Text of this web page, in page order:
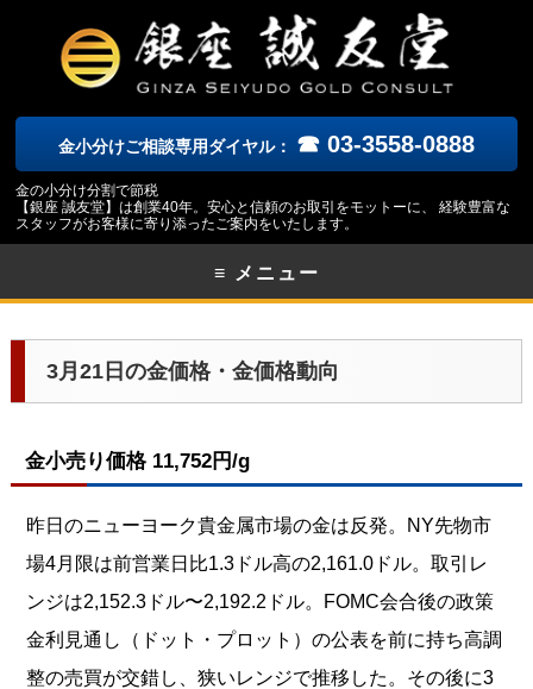
金小分けご相談専用ダイヤル： ☎ 03-3558-0888
金の小分け分割で節税
【銀座 誠友堂】は創業40年。安心と信頼のお取引をモットーに、 経験豊富な
スタッフがお客様に寄り添ったご案内をいたします。
≡ メニュー
3月21日の金価格・金価格動向
金小売り価格 11,752円/g
昨日のニューヨーク貴金属市場の金は反発。NY先物市
場4月限は前営業日比1.3ドル高の2,161.0ドル。取引レ
ンジは2,152.3ドル〜2,192.2ドル。FOMC会合後の政策
金利見通し（ドット・プロット）の公表を前に持ち高調
整の売買が交錯し、狭いレンジで推移した。その後に3